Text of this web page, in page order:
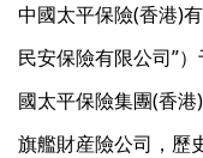
中國太平保險(香港)
民安保險有限公司”
國太平保險集團(香
旗艦財産險公司，歷